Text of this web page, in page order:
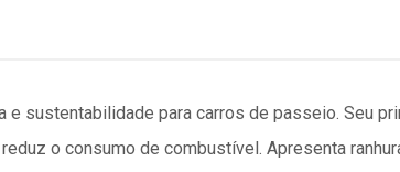
e sustentabilidade para carros de passeio. Seu
o consumo de combustível. Apresenta